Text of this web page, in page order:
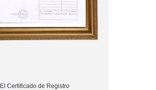
El Certificado de Registro